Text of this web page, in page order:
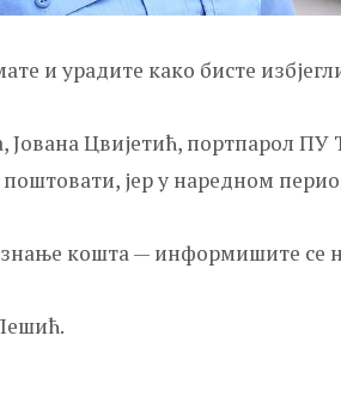
и урадите како бисте
Јована Цвијетић, портпарол ПУ
јер у наредном
кошта — информишите се